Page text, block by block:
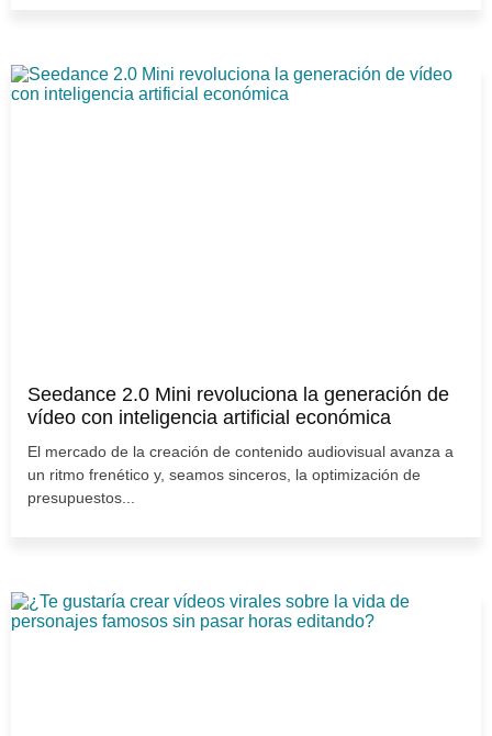
Seedance 2.0 Mini revoluciona la generación de
vídeo con inteligencia artificial económica
El mercado de la creación de contenido audiovisual avanza a
un ritmo frenético y, seamos sinceros, la optimización de
presupuestos...